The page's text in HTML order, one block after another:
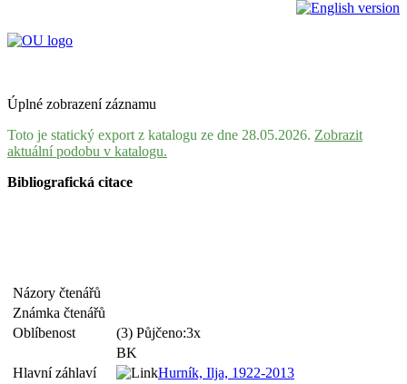
Úplné zobrazení záznamu
Toto je statický export z katalogu ze dne 28.05.2026. Zobrazit
aktuální podobu v katalogu.
Bibliografická citace
Názory čtenářů
Známka čtenářů
Oblíbenost
(3) Půjčeno:3x
BK
Hlavní záhlaví
Hurník, Ilja, 1922-2013